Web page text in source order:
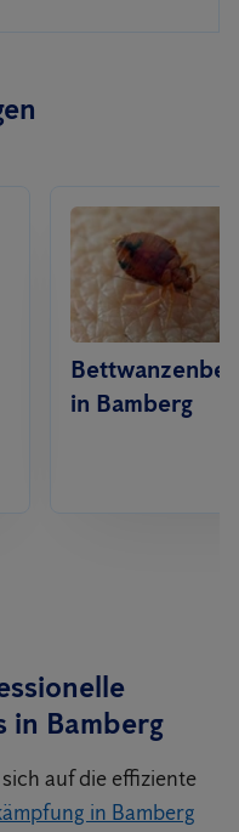
in Bamberg
in Bamberg
auf die effiziente
in Bamberg